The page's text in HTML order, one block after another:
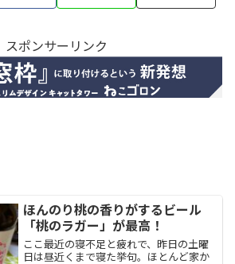
スポンサーリンク
ほんのり桃の香りがするビール
「桃のラガー」が最高！
ここ最近の寝不足と疲れで、昨日の土曜
日は昼近くまで寝た挙句。ほとんど家か